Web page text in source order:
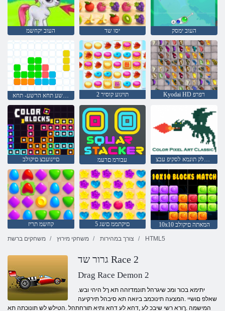
העוב יקחשמ יסו שד העוב ימסק
2 תויגוע קוסיר Kyodai HD רפרפ
םיינועבצ םיקולב עבורמ םרעמ יסאלק תונמא לסקיפ עבצ
קחשמ תריז 5 םיקתממ םשג
10x10 המאתה םיקולב
משחקים ברשת
משחקי מירוץ צורך במהירות HTML5
גרור שד Race 2
Drag Race Demon 2
.יתימא בכור ומכ שיגרהל תונמדזהה תא ךל היהי ובש
שאלפ םושיי .המצעה תינוכמב ביואה תא סיבהל תירקיעה
המישמה .ךורא רשי שיבכ לע ,דחא לע דחא ותיא תורחתהל .הטילש לש תונוכתה תא